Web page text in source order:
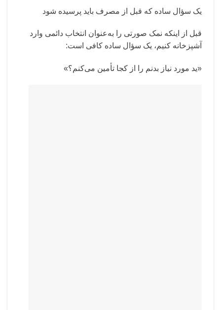
یک سؤال ساده که قبل از مصرف باید پرسیده شود
قبل از اینکه نمک صورتی را به‌عنوان انتخاب دائمی وارد
آشپزخانه کنیم، یک سؤال ساده کافی است:
«ید مورد نیاز بدنم را از کجا تأمین می‌کنم؟»